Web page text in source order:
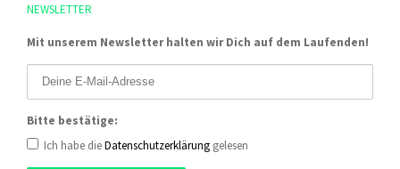
NEWSLETTER
Mit unserem Newsletter halten wir Dich auf dem Laufenden!
Bitte bestätige:
Ich habe dieDatenschutzerklärung gelesen